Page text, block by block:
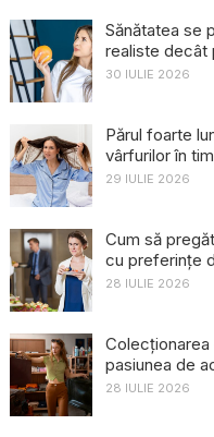
Sănătatea se
realiste decât
30 IULIE 2026
Părul foarte
vârfurilor în
29 IULIE 2026
Cum să
cu preferințe
28 IULIE 2026
pasiunea de
28 IULIE 2026